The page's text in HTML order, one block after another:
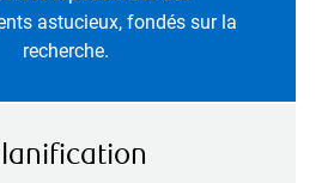
astucieux, fondés sur la
recherche.